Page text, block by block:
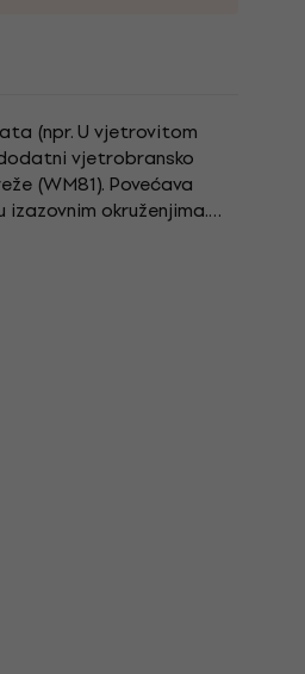
(npr. U vjetrovitom
vjetrobransko
(WM81). Povećava
okruženjima.